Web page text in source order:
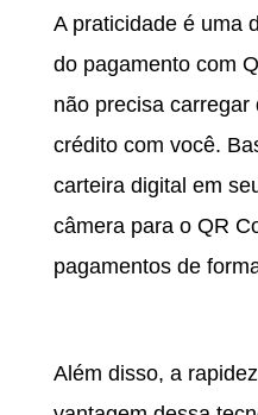
A praticidade é uma
do pagamento com
não precisa
crédito com você.
carteira digital em
câmera para o QR
pagamentos de
Além disso, a